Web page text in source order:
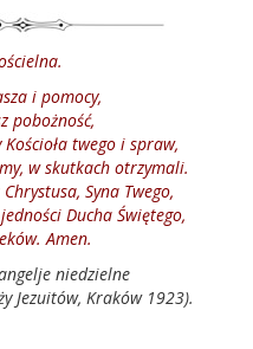
i pomocy,
pobożność,
twego i spraw,
w skutkach otrzymali.
Syna Twego,
Ducha Świętego,
Amen.
niedzielne
Jezuitów, Kraków 1923).